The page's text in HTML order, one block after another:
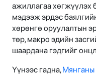
ажиллагаа хөгжүүлэх
мэдээж эрдэс
хөрөнгө оруулалтын
төр, макро эдийн
шаардана гэдгийг
Үүнээс гадна,Мянганы